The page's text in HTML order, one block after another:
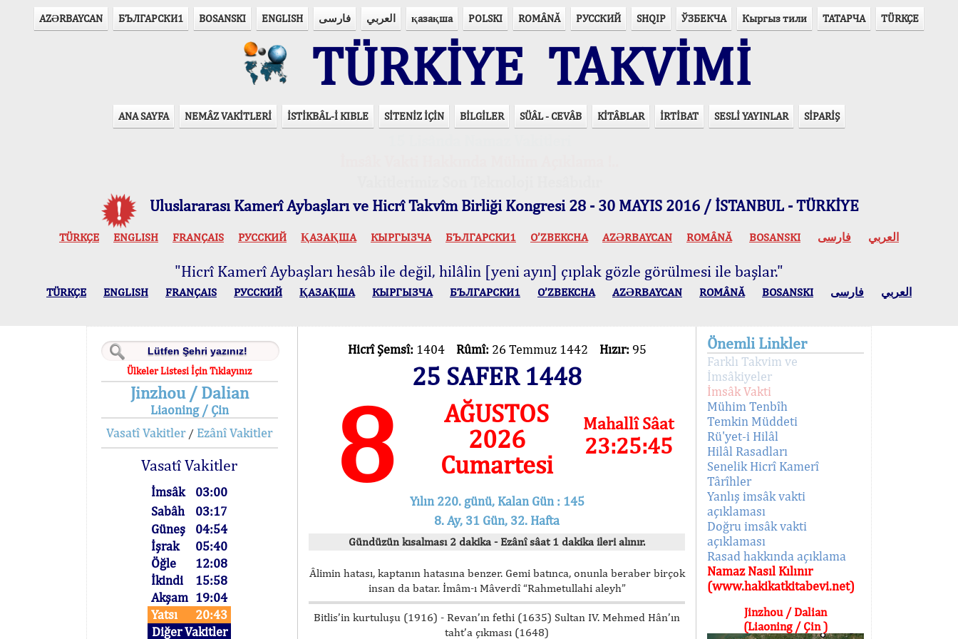
AZӘRBAYCAN БЪЛГАРСКИ1 BOSANSKI ENGLISH فارسی العربي қазақша POLSKI ROMÂNĂ РУССКИЙ SHQIP ЎЗБЕКЧА Кыргыз тили ТАТАРЧА TÜRKÇE
TÜRKİYE TAKVİMİ
ANA SAYFA NEMÂZ VAKİTLERİ İSTİKBÂL-İ KIBLE SİTENİZ İÇİN BİLGİLER SÜÂL - CEVÂB KİTÂBLAR İRTİBAT SESLİ YAYINLAR SİPARİŞ
Uluslararası Kamerî Aybaşları ve Hicrî Takvîm Birliği Kongresi 28 - 30 MAYIS 2016 / İSTANBUL - TÜRKİYE
TÜRKÇE ENGLISH FRANÇAIS РУССКИЙ ҚАЗАҚША КЫPГЫЗЧA БЪЛГАРСКИ1 O’ZBEKCHA AZӘRBAYCAN ROMÂNĂ BOSANSKI العربي فارسی
"Hicrî Kamerî Aybaşları hesâb ile değil, hilâlin [yeni ayın] çıplak gözle görülmesi ile başlar."
TÜRKÇE ENGLISH FRANÇAIS РУССКИЙ ҚАЗАҚША КЫPГЫЗЧA БЪЛГАРСКИ1 O’ZBEKCHA AZӘRBAYCAN ROMÂNĂ BOSANSKI العربي فارسی
Ülkeler Listesi İçin Tıklayınız
Jinzhou / Dalian
Liaoning / Çin
Vasatî Vakitler/ Ezânî Vakitler
Vasatî Vakitler
İmsâk
03:00
Sabâh
03:17
Güneş
04:54
İşrak
05:40
Öğle
12:08
İkindi
15:58
Akşam 19:04
Yatsı
20:43
Diğer Vakitler
Hicrî Şemsî: 1404 Rûmî: 26 Temmuz 1442 Hızır: 95
25 SAFER 1448
8
AĞUSTOS
2026
Cumartesi
Mahallî Sâat
23:25:45
Yılın 220. günü, Kalan Gün : 145
8. Ay, 31 Gün, 32. Hafta
Gündüzün kısalması 2 dakika - Ezânî sâat 1 dakika ileri alınır.
Âlimin hatası, kaptanın hatasına benzer. Gemi batınca, onunla beraber birçok
insan da batar. İmâm-ı Mâverdî “Rahmetullahi aleyh”
Bitlis’in kurtuluşu (1916) - Revan’ın fethi (1635) Sultan IV. Mehmed Hân’ın
taht’a çıkması (1648)
Önemli Linkler
Farklı Takvim ve
İmsâkiyeler
İmsâk Vakti
Mühim Tenbîh
Temkin Müddeti
Rü'yet-i Hilâl
Hilâl Rasadları
Senelik Hicrî Kamerî
Târîhler
Yanlış imsâk vakti
açıklaması
Doğru imsâk vakti
açıklaması
Rasad hakkında açıklama
Namaz Nasıl Kılınır
(www.hakikatkitabevi.net)
Jinzhou / Dalian
(Liaoning / Çin )